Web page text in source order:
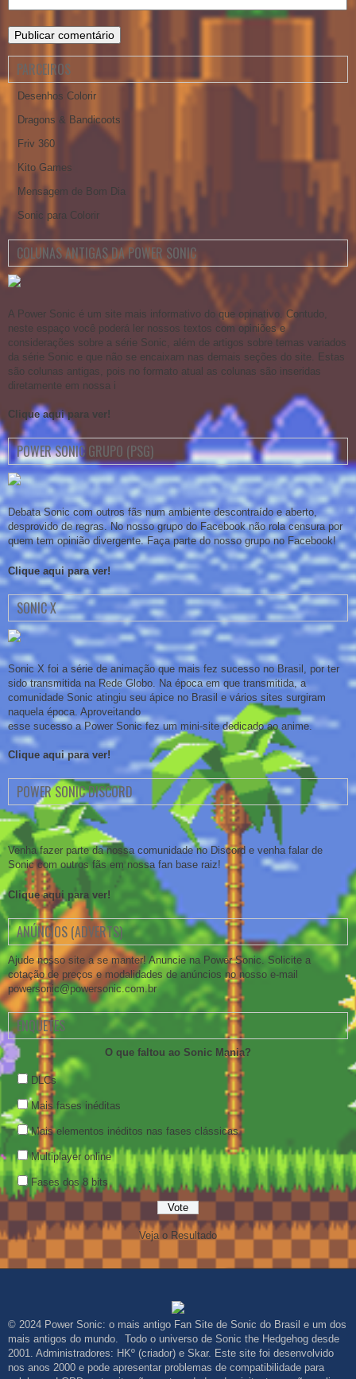
PARCEIROS
Desenhos Colorir
Dragons & Bandicoots
Friv 360
Kito Games
Mensagem de Bom Dia
Sonic para Colorir
COLUNAS ANTIGAS DA POWER SONIC
A Power Sonic é um site mais informativo do que opinativo. Contudo,
neste espaço você poderá ler nossos textos com opiniões e
considerações sobre a série Sonic, além de artigos sobre temas variados
da série Sonic e que não se encaixam nas demais seções do site. Estas
são colunas antigas, pois no formato atual as colunas são inseridas
diretamente em nossa i
Clique aqui para ver!
POWER SONIC GRUPO (PSG)
Debata Sonic com outros fãs num ambiente descontraído e aberto,
desprovido de regras. No nosso grupo do Facebook não rola censura por
quem tem opinião divergente. Faça parte do nosso grupo no Facebook!
Clique aqui para ver!
SONIC X
Sonic X foi a série de animação que mais fez sucesso no Brasil, por ter
sido transmitida na Rede Globo. Na época em que transmitida, a
comunidade Sonic atingiu seu ápice no Brasil e vários sites surgiram
naquela época. Aproveitando
esse sucesso a Power Sonic fez um mini-site dedicado ao anime.
Clique aqui para ver!
POWER SONIC DISCORD
Venha fazer parte da nossa comunidade no Discord e venha falar de
Sonic com outros fãs em nossa fan base raiz!
Clique aqui para ver!
ANÚNCIOS (ADVERTS)
Ajude nosso site a se manter! Anuncie na Power Sonic. Solicite a
cotação de preços e modalidades de anúncios no nosso e-mail
powersonic@powersonic.com.br
ENQUETES
O que faltou ao Sonic Mania?
DLCs
Mais fases inéditas
Mais elementos inéditos nas fases clássicas
Multiplayer online
Fases dos 8 bits
Veja o Resultado
© 2024 Power Sonic: o mais antigo Fan Site de Sonic do Brasil e um dos
mais antigos do mundo. Todo o universo de Sonic the Hedgehog desde
2001. Administradores: HKº (criador) e Skar. Este site foi desenvolvido
nos anos 2000 e pode apresentar problemas de compatibilidade para